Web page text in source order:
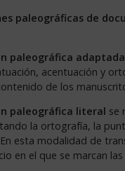
paleográficas de
paleográfica adaptada
acentuación y
de los
paleográfica literal se
la ortografía, la
esta modalidad de
en el que se marcan